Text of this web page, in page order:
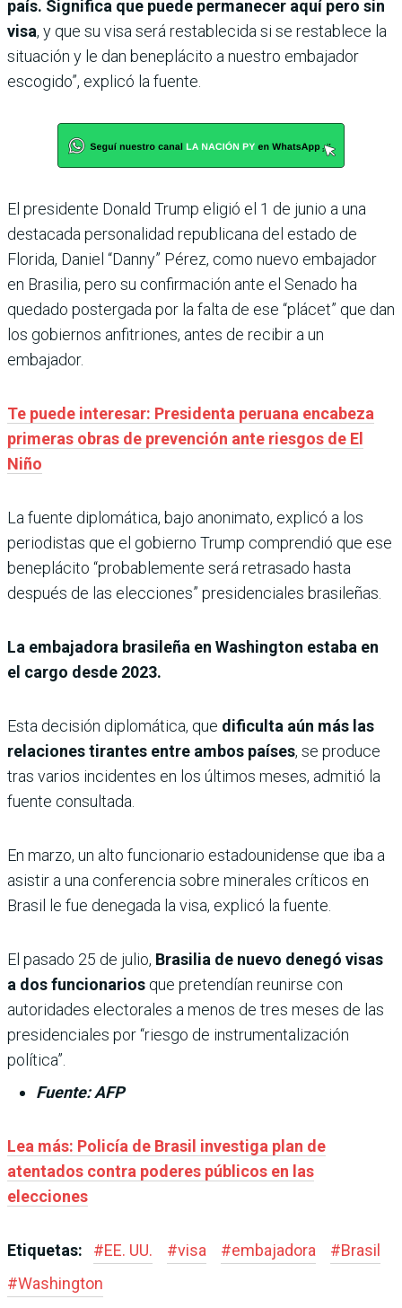
país. Significa que puede permanecer aquí pero sin
visa, y que su visa será restablecida si se restablece la
situación y le dan beneplácito a nuestro embajador
escogido”, explicó la fuente.
El presidente Donald Trump eligió el 1 de junio a una
destacada personalidad republicana del estado de
Florida, Daniel “Danny” Pérez, como nuevo embajador
en Brasilia, pero su confirmación ante el Senado ha
quedado postergada por la falta de ese “plácet” que dan
los gobiernos anfitriones, antes de recibir a un
embajador.
Te puede interesar: Presidenta peruana encabeza
primeras obras de prevención ante riesgos de El
Niño
La fuente diplomática, bajo anonimato, explicó a los
periodistas que el gobierno Trump comprendió que ese
beneplácito “probablemente será retrasado hasta
después de las elecciones” presidenciales brasileñas.
La embajadora brasileña en Washington estaba en
el cargo desde 2023.
Esta decisión diplomática, que dificulta aún más las
relaciones tirantes entre ambos países, se produce
tras varios incidentes en los últimos meses, admitió la
fuente consultada.
En marzo, un alto funcionario estadounidense que iba a
asistir a una conferencia sobre minerales críticos en
Brasil le fue denegada la visa, explicó la fuente.
El pasado 25 de julio, Brasilia de nuevo denegó visas
a dos funcionarios que pretendían reunirse con
autoridades electorales a menos de tres meses de las
presidenciales por “riesgo de instrumentalización
política”.
Fuente: AFP
Lea más: Policía de Brasil investiga plan de
atentados contra poderes públicos en las
elecciones
Etiquetas: #EE. UU. #visa #embajadora #Brasil
#Washington